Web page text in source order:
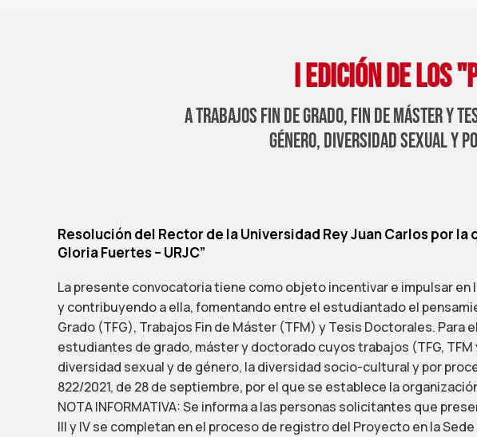
I EDICIÓN DE LOS
a trabajos fin de grado, fin de máster y
género, diversidad sexual y
Resolución del Rector de la Universidad Rey Juan Carlos por
Gloria Fuertes – URJC”
La presente convocatoria tiene como objeto incentivar e impulsar en
y contribuyendo a ella, fomentando entre el estudiantado el
Grado (TFG), Trabajos Fin de Máster (TFM) y Tesis Doctorales.
estudiantes de grado, máster y doctorado cuyos trabajos (TFG,
diversidad sexual y de género, la diversidad socio-cultural y por
822/2021, de 28 de septiembre, por el que se establece la
NOTA INFORMATIVA: Se informa a las personas solicitantes que
III y IV se completan en el proceso de registro del Proyecto en la